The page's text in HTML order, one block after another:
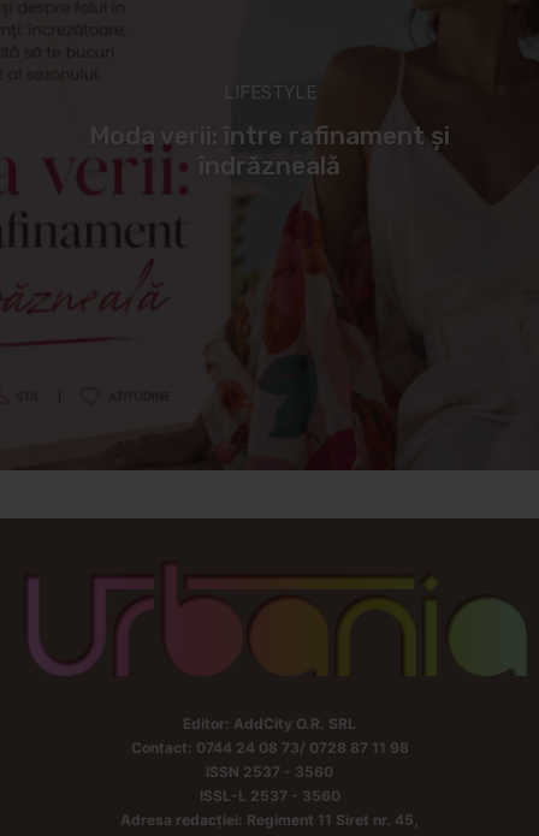
LIFESTYLE
Moda verii: între rafinament și
îndrăzneală
Editor: AddCity O.R. SRL
Contact: 0744 24 08 73/ 0728 87 11 98
ISSN 2537 - 3560
ISSL-L 2537 - 3560
Adresa redacției: Regiment 11 Siret nr. 45,